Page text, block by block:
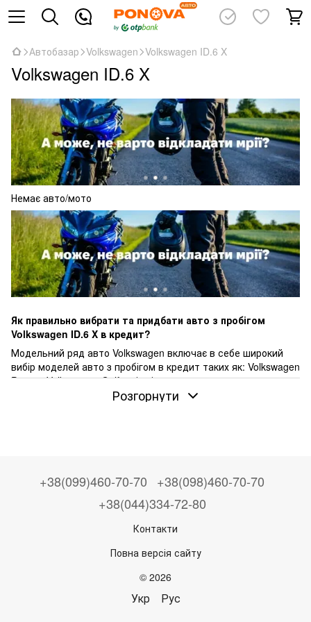
Автобазар Volkswagen Volkswagen ID.6 X
Volkswagen ID.6 X
Немає авто/мото
Як правильно вибрати та придбати авто з пробігом
Volkswagen ID.6 X в кредит?
Модельний ряд авто Volkswagen включає в себе широкий
вибір моделей авто з пробігом в кредит таких як: Volkswagen
Passat, Volkswagen Golf та інші.
Ціни на автомобілі пробігом Volkswagen ID.6 X
Щоб знайти бажану модель авто з пробігом Volkswagen
ID.6 X у вашому місті, перегляньте наші пропозиції в таких
містах як: Київ, Харків, Львів, Одеса, Дніпро, Запоріжжя,
Рівне, Луцьк, Хмельницький, Тернопіль, Вінниця, Житомир,
Декілька простих кроків, щоб купити авто з пробігом в
Обирайте авто Volkswagen ID.6 X з пробігом
Розгорнути
+38(099)460-70-70
+38(098)460-70-70
+38(044)334-72-80
Контакти
Повна версія сайту
© 2026
Укр Рус